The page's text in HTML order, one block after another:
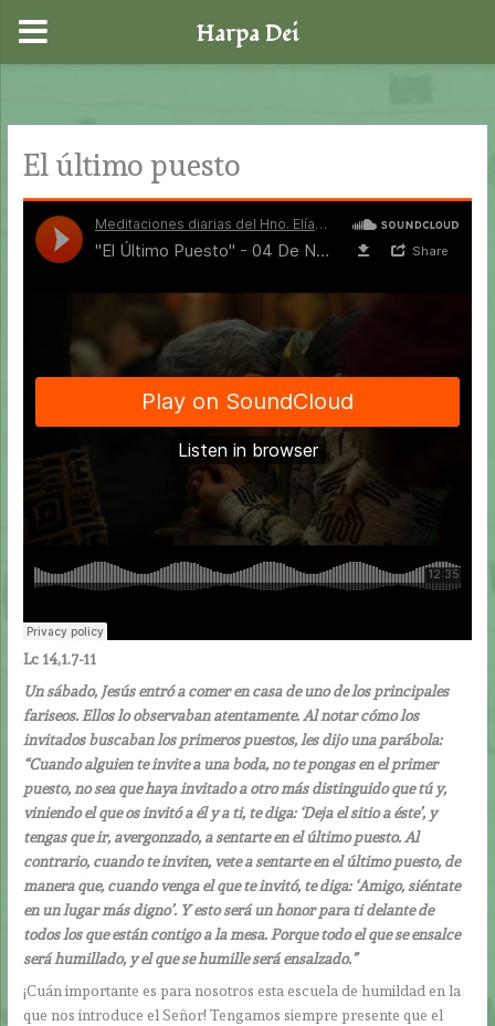
contenido
El último puesto
Lc 14,1.7-11
Un sábado, Jesús entró a comer en casa de uno de los principales
fariseos. Ellos lo observaban atentamente. Al notar cómo los
invitados buscaban los primeros puestos, les dijo una parábola:
“Cuando alguien te invite a una boda, no te pongas en el primer
puesto, no sea que haya invitado a otro más distinguido que tú y,
viniendo el que os invitó a él y a ti, te diga: ‘Deja el sitio a éste’, y
tengas que ir, avergonzado, a sentarte en el último puesto. Al
contrario, cuando te inviten, vete a sentarte en el último puesto, de
manera que, cuando venga el que te invitó, te diga: ‘Amigo, siéntate
en un lugar más digno’. Y esto será un honor para ti delante de
todos los que están contigo a la mesa. Porque todo el que se ensalce
será humillado, y el que se humille será ensalzado.”
¡Cuán importante es para nosotros esta escuela de humildad en la
que nos introduce el Señor! Tengamos siempre presente que el
Harpa Dei